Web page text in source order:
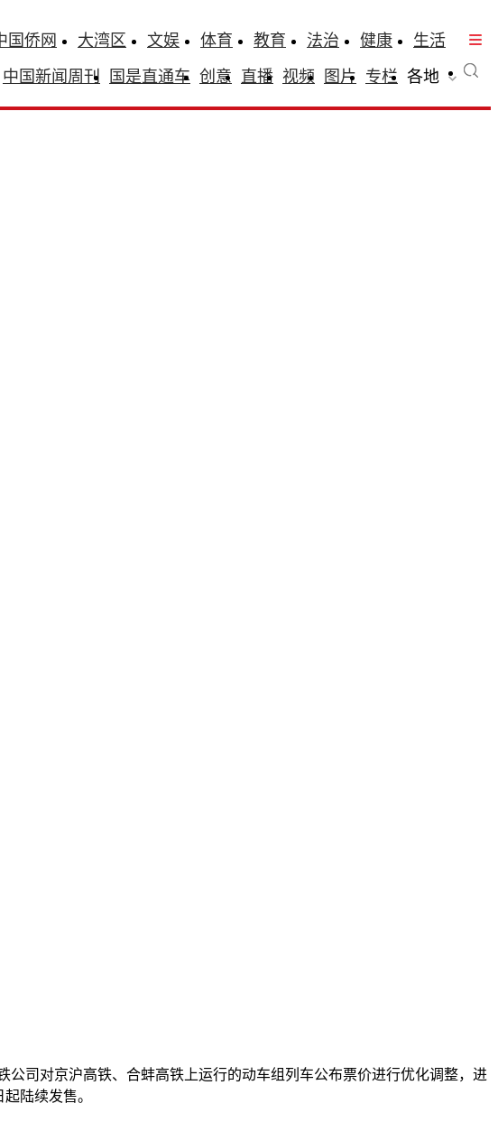
国侨网 大湾区 文娱 体育 教育 法治 健康
生活
中国新闻周刊 国是直通车 创意 直播 视频 图片 专栏 各地
公司对京沪高铁、合蚌高铁上运行的动车组列车公布票价进行优化调整，进
陆续发售。